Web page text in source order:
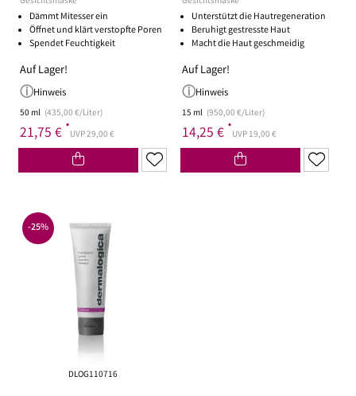
Dämmt Mitesser ein
Öffnet und klärt verstopfte Poren
Spendet Feuchtigkeit
Auf Lager!
Hinweis
50 ml (435,00 €/Liter)
21,75 € *UVP 29,00 €
Unterstützt die Hautregeneration
Beruhigt gestresste Haut
Macht die Haut geschmeidig
Auf Lager!
Hinweis
15 ml (950,00 €/Liter)
14,25 € *UVP 19,00 €
DLOG110716
-25%